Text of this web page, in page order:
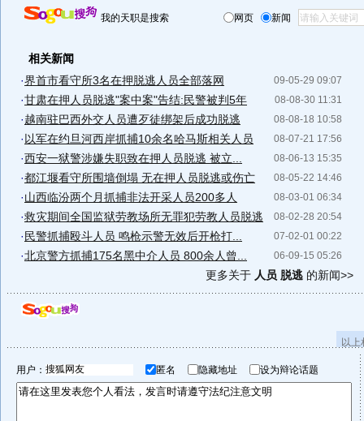
我的天职是搜索 网页 新闻
相关新闻
09-05-29 09:07
·界首市看守所3名在押脱逃人员全部落网
08-08-30 11:31
·甘肃在押人员脱逃"案中案"告结:民警被判5年
08-08-18 10:58
·越南驻巴西外交人员遭歹徒绑架后成功脱逃
08-07-21 17:56
· 以军在约旦河西岸抓捕10余名哈马斯相关人员
08-06-13 15:35
·西安一狱警涉嫌失职致在押人员脱逃 被立...
08-05-22 14:46
·都江堰看守所围墙倒塌 无在押人员脱逃或伤亡
08-03-01 06:34
·山西临汾两个月抓捕非法开采人员200多人
08-02-28 20:54
·救灾期间全国监狱劳教场所无罪犯劳教人员脱逃
07-02-01 00:22
· 民警抓捕殴斗人员 鸣枪示警无效后开枪打...
06-09-15 05:26
·北京警方抓捕175名黑中介人员 800余人曾...
更多关于 人员 脱逃 的新闻>>
以
用户： 匿名 隐藏地址 设为辩论话题